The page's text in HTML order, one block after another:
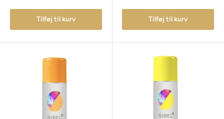
Tilføj til kurv Tilføj til kurv